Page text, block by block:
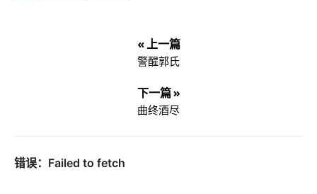
« 上一篇
警醒郭氏
下一篇 »
曲终酒尽